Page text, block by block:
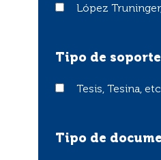
López Truninger,
López
Tipo de soporte
Tesis, Tesina, etc.
Tesis, Tesina,
Tipo de